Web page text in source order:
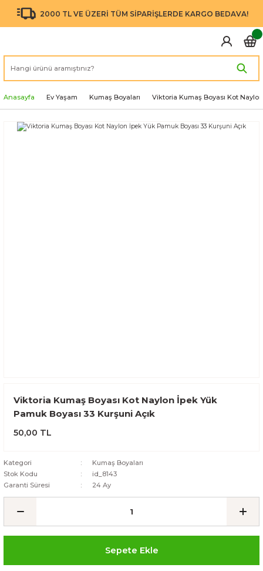
2000 TL VE ÜZERİ TÜM SİPARİŞLERDE KARGO BEDAVA!
Anasayfa Ev Yaşam Kumaş Boyaları Viktoria Kumaş Boyası Kot
Viktoria Kumaş Boyası Kot Naylon İpek Yük
Pamuk Boyası 33 Kurşuni Açık
50,00 TL
Kategori
Kumaş Boyaları
Stok Kodu
id_8143
Garanti Süresi
24 Ay
Sepete Ekle